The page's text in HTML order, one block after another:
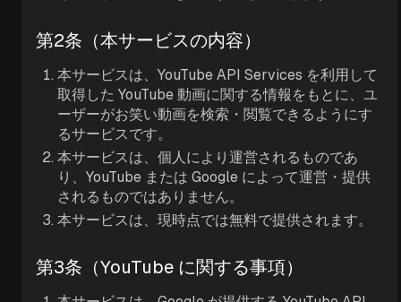
第2条（本サービスの内容）
本サービスは、YouTube API Services を利用して
取得した YouTube 動画に関する情報をもとに、ユ
ーザーがお笑い動画を検索・閲覧できるようにす
るサービスです。
本サービスは、個人により運営されるものであ
り、YouTube または Google によって運営・提供
されるものではありません。
本サービスは、現時点では無料で提供されます。
第3条（YouTube に関する事項）